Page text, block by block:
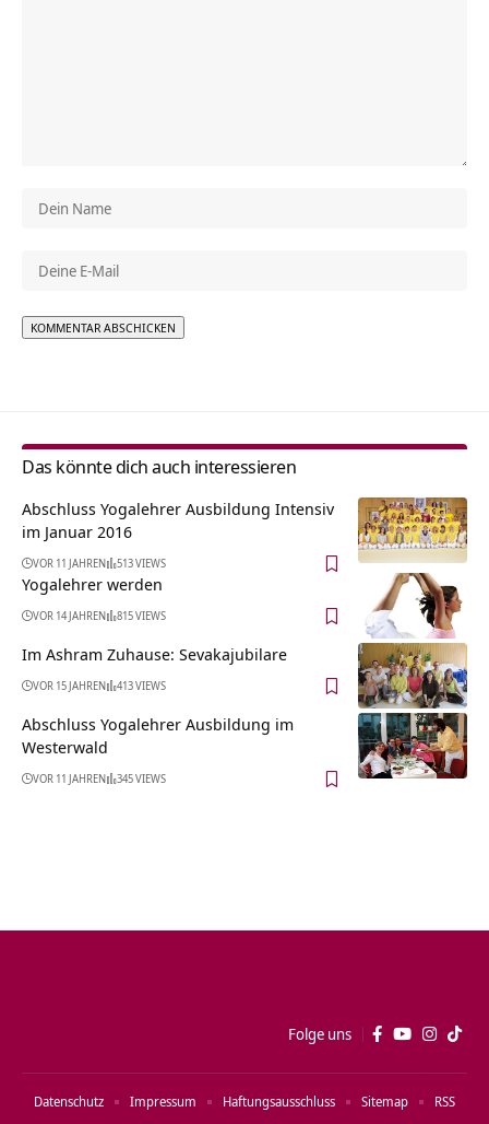
Das könnte dich auch interessieren
Abschluss Yogalehrer Ausbildung Intensiv
im Januar 2016
VOR 11 JAHREN 513 VIEWS
Yogalehrer werden
VOR 14 JAHREN 815 VIEWS
Im Ashram Zuhause: Sevakajubilare
VOR 15 JAHREN 413 VIEWS
Abschluss Yogalehrer Ausbildung im
Westerwald
VOR 11 JAHREN 345 VIEWS
Folge uns
Datenschutz Impressum Haftungsausschluss Sitemap RSS